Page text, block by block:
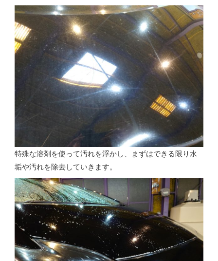
特殊な溶剤を使って汚れを浮かし、まずはできる限り水
垢や汚れを除去していきます。